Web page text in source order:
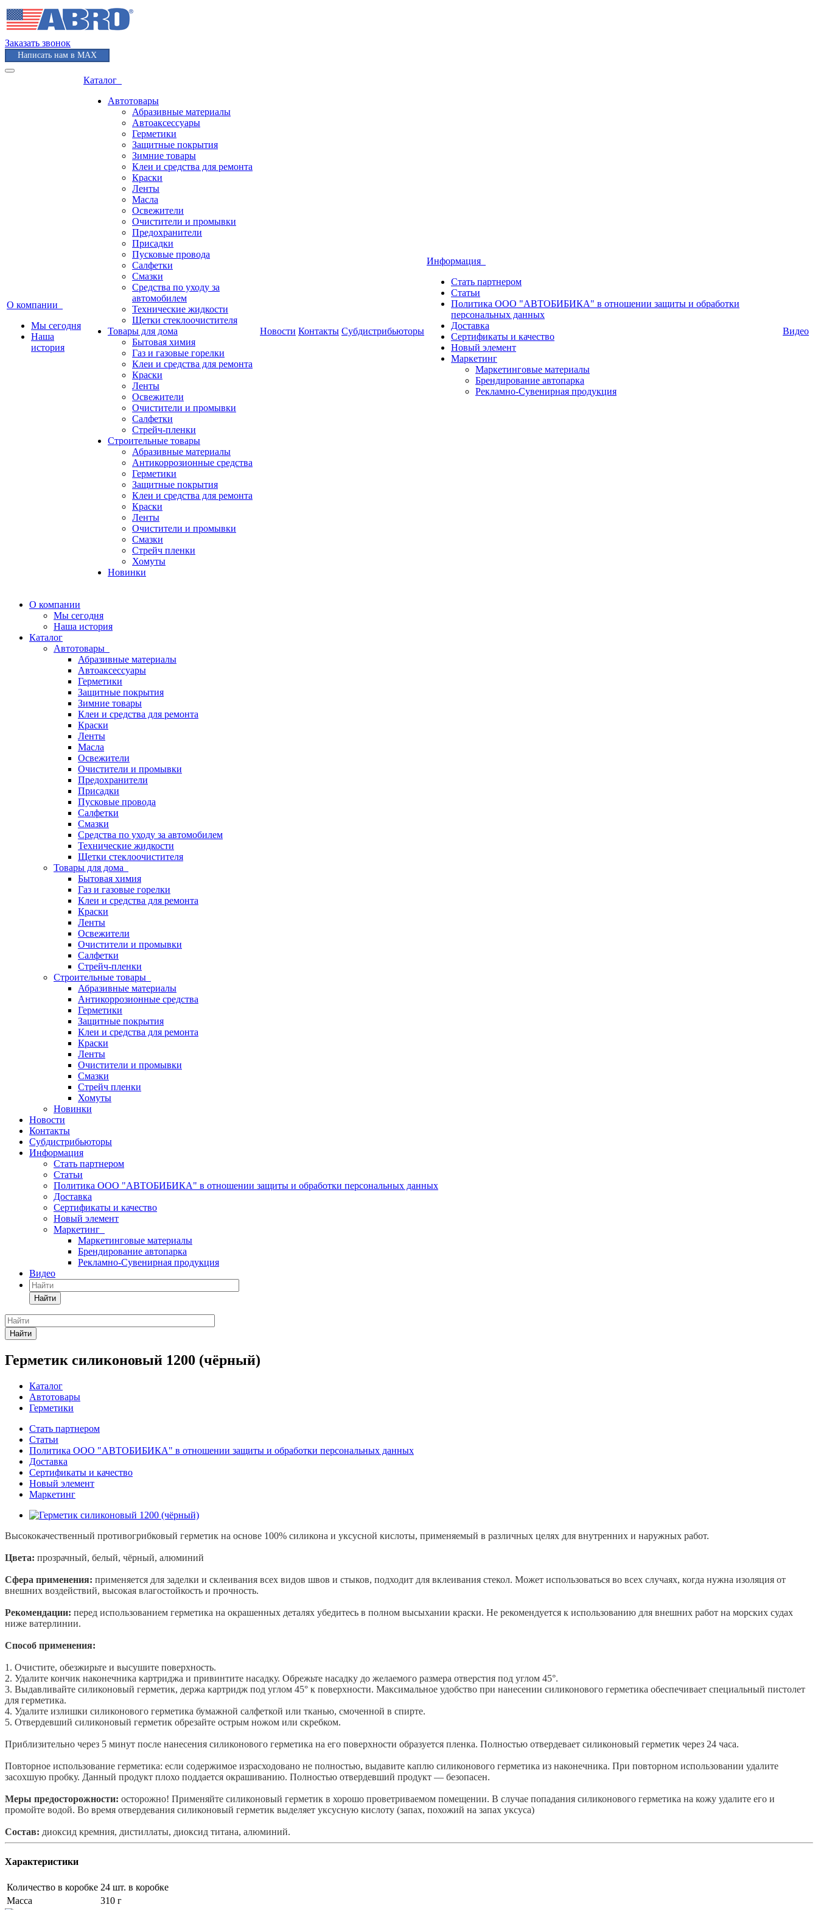
Заказать звонок
Написать нам в MAX
О компании
Мы сегодня
Наша
история
Каталог
Автотовары
Абразивные материалы
Автоаксессуары
Герметики
Защитные покрытия
Зимние товары
Клеи и средства для ремонта
Краски
Ленты
Масла
Освежители
Очистители и промывки
Предохранители
Присадки
Пусковые провода
Салфетки
Смазки
Средства по уходу за
автомобилем
Технические жидкости
Щетки стеклоочистителя
Товары для дома
Бытовая химия
Газ и газовые горелки
Клеи и средства для ремонта
Краски
Ленты
Освежители
Очистители и промывки
Салфетки
Стрейч-пленки
Строительные товары
Абразивные материалы
Антикоррозионные средства
Герметики
Защитные покрытия
Клеи и средства для ремонта
Краски
Ленты
Очистители и промывки
Смазки
Стрейч пленки
Хомуты
Новинки
Новости Контакты Субдистрибьюторы
Информация
Стать партнером
Статьи
Политика ООО "АВТОБИБИКА" в отношении защиты и обработки
персональных данных
Доставка
Сертификаты и качество
Новый элемент
Маркетинг
Маркетинговые материалы
Брендирование автопарка
Рекламно-Сувенирная продукция
Видео
О компании
Мы сегодня
Наша история
Каталог
Автотовары
Абразивные материалы
Автоаксессуары
Герметики
Защитные покрытия
Зимние товары
Клеи и средства для ремонта
Краски
Ленты
Масла
Освежители
Очистители и промывки
Предохранители
Присадки
Пусковые провода
Салфетки
Смазки
Средства по уходу за автомобилем
Технические жидкости
Щетки стеклоочистителя
Товары для дома
Бытовая химия
Газ и газовые горелки
Клеи и средства для ремонта
Краски
Ленты
Освежители
Очистители и промывки
Салфетки
Стрейч-пленки
Строительные товары
Абразивные материалы
Антикоррозионные средства
Герметики
Защитные покрытия
Клеи и средства для ремонта
Краски
Ленты
Очистители и промывки
Смазки
Стрейч пленки
Хомуты
Новинки
Новости
Контакты
Субдистрибьюторы
Информация
Стать партнером
Статьи
Политика ООО "АВТОБИБИКА" в отношении защиты и обработки персональных данных
Доставка
Сертификаты и качество
Новый элемент
Маркетинг
Маркетинговые материалы
Брендирование автопарка
Рекламно-Сувенирная продукция
Видео
Найти
Найти
Герметик силиконовый 1200 (чёрный)
Каталог
Автотовары
Герметики
Стать партнером
Статьи
Политика ООО "АВТОБИБИКА" в отношении защиты и обработки персональных данных
Доставка
Сертификаты и качество
Новый элемент
Маркетинг
Высококачественный противогрибковый герметик на основе 100% силикона и уксусной кислоты, применяемый в различных целях для внутренних и наружных работ.
Цвета: прозрачный, белый, чёрный, алюминий
Сфера применения: применяется для заделки и склеивания всех видов швов и стыков, подходит для вклеивания стекол. Может использоваться во всех случаях, когда нужна изоляция от
внешних воздействий, высокая влагостойкость и прочность.
Рекомендации: перед использованием герметика на окрашенных деталях убедитесь в полном высыхании краски. Не рекомендуется к использованию для внешних работ на морских судах
ниже ватерлинии.
Способ применения:
1. Очистите, обезжирьте и высушите поверхность.
2. Удалите кончик наконечника картриджа и привинтите насадку. Обрежьте насадку до желаемого размера отверстия под углом 45°.
3. Выдавливайте силиконовый герметик, держа картридж под углом 45° к поверхности. Максимальное удобство при нанесении силиконового герметика обеспечивает специальный пистолет
для герметика.
4. Удалите излишки силиконового герметика бумажной салфеткой или тканью, смоченной в спирте.
5. Отвердевший силиконовый герметик обрезайте острым ножом или скребком.
Приблизительно через 5 минут после нанесения силиконового герметика на его поверхности образуется пленка. Полностью отвердевает силиконовый герметик через 24 часа.
Повторное использование герметика: если содержимое израсходовано не полностью, выдавите каплю силиконового герметика из наконечника. При повторном использовании удалите
засохшую пробку. Данный продукт плохо поддается окрашиванию. Полностью отвердевший продукт — безопасен.
Меры предосторожности: осторожно! Применяйте силиконовый герметик в хорошо проветриваемом помещении. В случае попадания силиконового герметика на кожу удалите его и
промойте водой. Во время отвердевания силиконовый герметик выделяет уксусную кислоту (запах, похожий на запах уксуса)
Состав: диоксид кремния, дистиллаты, диоксид титана, алюминий.
Характеристики
Количество в коробке 24 шт. в коробке
Масса
310 г